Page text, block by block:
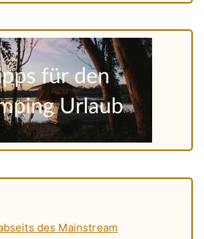
des Mainstream